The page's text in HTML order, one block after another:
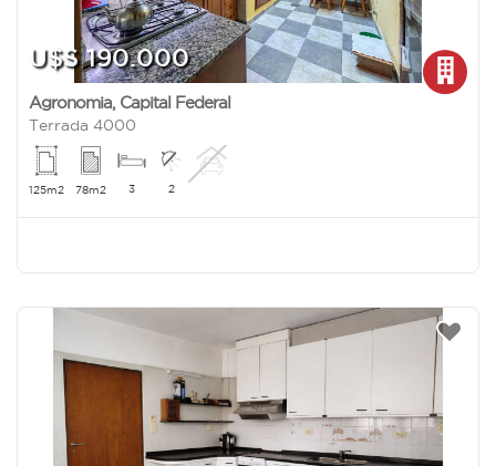
U$S 190.000
Agronomia, Capital Federal
Terrada 4000
125m2 78m2 3 2